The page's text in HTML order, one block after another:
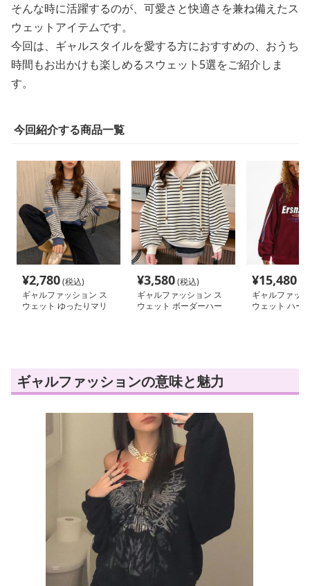
そんな時に活躍するのが、可愛さと快適さを兼ね備えたス
ウェットアイテムです。
今回は、ギャルスタイルを愛する方におすすめの、おうち
時間もお出かけも楽しめるスウェット5選をご紹介しま
す。
今回紹介する商品一覧
¥2,780(税込)
ギャルファッション ス
ウェット ゆったりマリ
¥3,580(税込)
ギャルファッション ス
ウェット ボーダーハー
¥15,480
ギャルファッ
ウェット ハー
ギャルファッションの意味と魅力